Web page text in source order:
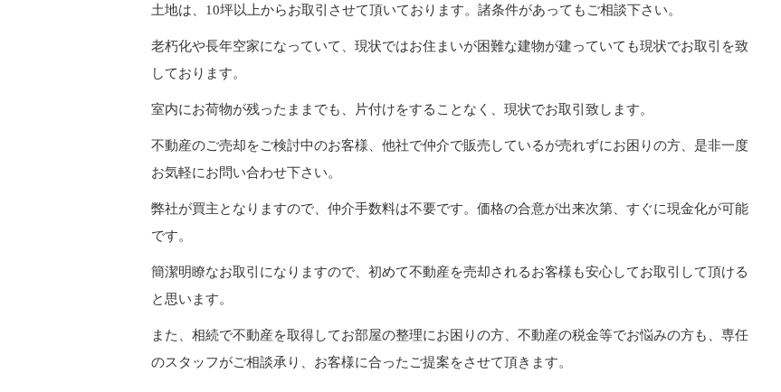
土地は、10坪以上からお取引させて頂いております。諸条件があってもご相談下さい。
老朽化や長年空家になっていて、現状ではお住まいが困難な建物が建っていても現状でお取引を致
しております。
室内にお荷物が残ったままでも、片付けをすることなく、現状でお取引致します。
不動産のご売却をご検討中のお客様、他社で仲介で販売しているが売れずにお困りの方、是非一度
お気軽にお問い合わせ下さい。
弊社が買主となりますので、仲介手数料は不要です。価格の合意が出来次第、すぐに現金化が可能
です。
簡潔明瞭なお取引になりますので、初めて不動産を売却されるお客様も安心してお取引して頂ける
と思います。
また、相続で不動産を取得してお部屋の整理にお困りの方、不動産の税金等でお悩みの方も、専任
のスタッフがご相談承り、お客様に合ったご提案をさせて頂きます。